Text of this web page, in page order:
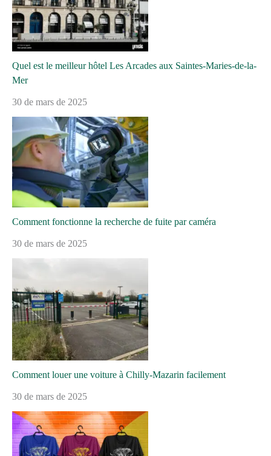
Quel est le meilleur hôtel Les Arcades aux Saintes-Maries-de-la-
Mer
30 de mars de 2025
Comment fonctionne la recherche de fuite par caméra
30 de mars de 2025
Comment louer une voiture à Chilly-Mazarin facilement
30 de mars de 2025